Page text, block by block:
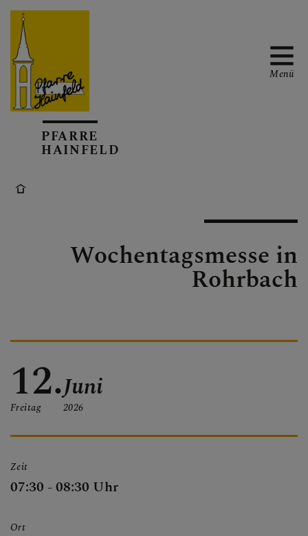
AKTUELL
GOTTESDIENSTE
PFARRKIRCHE
PFARRE
HAINFELD
Menü
Wochentagsmesse in
Rohrbach
12.
Freitag
Juni
2026
Zeit
07:30 - 08:30 Uhr
Ort